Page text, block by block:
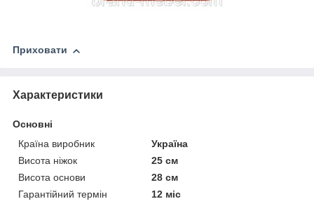
Приховати
Характеристики
Основні
Країна виробник
Україна
Висота ніжок
25 см
Висота основи
28 см
Гарантійний термін
12 міс